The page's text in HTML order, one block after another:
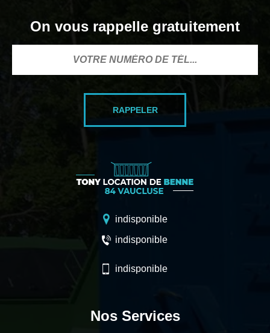
On vous rappelle gratuitement
indisponible
indisponible
indisponible
Nos Services